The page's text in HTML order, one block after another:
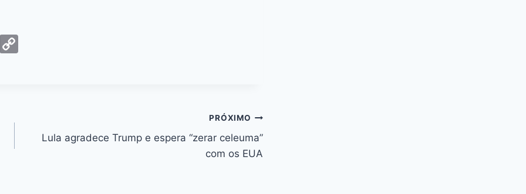
G
PRÓXIMO
Lula agradece Trump e espera “zerar celeuma”
com os EUA